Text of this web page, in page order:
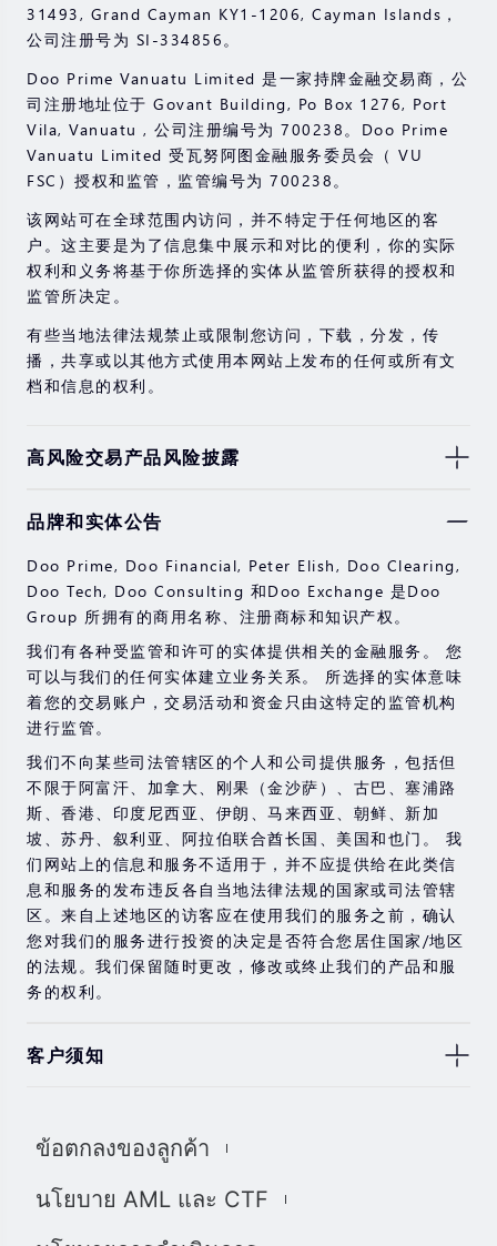
31493, Grand Cayman KY1-1206, Cayman Islands，
公司注册号为 SI-334856。
Doo Prime Vanuatu Limited 是一家持牌金融交易商，公
司注册地址位于 Govant Building, Po Box 1276, Port
Vila, Vanuatu , 公司注册编号为 700238。Doo Prime
Vanuatu Limited 受瓦努阿图金融服务委员会（ VU
FSC）授权和监管，监管编号为 700238。
该网站可在全球范围内访问，并不特定于任何地区的客
户。这主要是为了信息集中展示和对比的便利，你的实际
权利和义务将基于你所选择的实体从监管所获得的授权和
监管所决定。
有些当地法律法规禁止或限制您访问，下载，分发，传
播，共享或以其他方式使用本网站上发布的任何或所有文
档和信息的权利。
高风险交易产品风险披露
券，期货，差价合约和其他金融产品交易涉及高风险，可
过去的投资表现并不代表其未来的表现。
在与我们进行任何交易之前，请确保您完全了解使用相应
金融工具进行交易的风险。 如果您不了解此处说明的风
险，则应寻求独立的专业建议。
品牌和实体公告
Doo Prime, Doo Financial, Peter Elish, Doo Clearing,
Doo Tech, Doo Consulting 和Doo Exchange 是Doo
Group 所拥有的商用名称、注册商标和知识产权。
我们有各种受监管和许可的实体提供相关的金融服务。 您
可以与我们的任何实体建立业务关系。 所选择的实体意味
着您的交易账户，交易活动和资金只由这特定的监管机构
进行监管。
我们不向某些司法管辖区的个人和公司提供服务，包括但
不限于阿富汗、加拿大、刚果（金沙萨）、古巴、塞浦路
斯、香港、印度尼西亚、伊朗、马来西亚、朝鲜、新加
坡、苏丹、叙利亚、阿拉伯联合酋长国、美国和也门。 我
们网站上的信息和服务不适用于，并不应提供给在此类信
息和服务的发布违反各自当地法律法规的国家或司法管辖
区。来自上述地区的访客应在使用我们的服务之前，确认
您对我们的服务进行投资的决定是否符合您居住国家/地区
的法规。我们保留随时更改，修改或终止我们的产品和服
务的权利。
客户须知
息，材料或第三方材料（“材料”）仅供参考。 该材料仅被
的投资建议和/或投资推荐。 尽管我们已尽一切合理的努力
ข้อตกลงของลูกค้า
นโยบาย AML และ CTF